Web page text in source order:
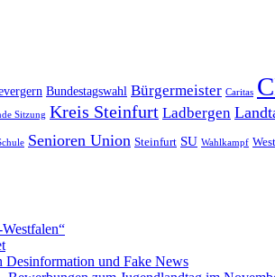
Bundestagswahl Bürgermeister Caritas
Sitzung Kreis Steinfurt Ladbergen
Senioren Union Steinfurt SU Wahlkampf
Desinformation und Fake News